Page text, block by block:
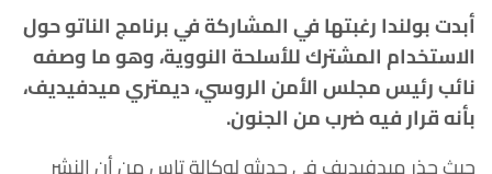
أبدت بولندا رغبتها في المشاركة في برنامج الناتو حول
الاستخدام المشترك للأسلحة النووية، وهو ما وصفه
نائب رئيس مجلس الأمن الروسي، ديمتري ميدفيديف،
بأنه قرار فيه ضرب من الجنون.
حيث حذر ميدفيديف في حديثه لوكالة تاس من أن النشر